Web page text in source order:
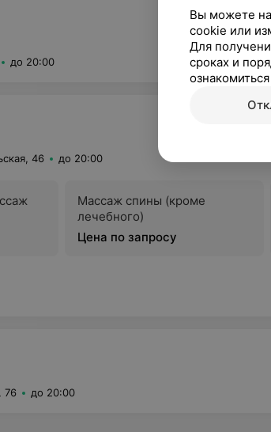
до 20:00
46 до 20:00
Массаж спины (кроме
лечебного)
Цена по запросу
76 до 20:00
Вы можете
cookie или
Для
сроках и